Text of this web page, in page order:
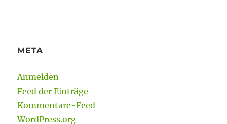
META
Anmelden
Feed der Einträge
Kommentare-Feed
WordPress.org